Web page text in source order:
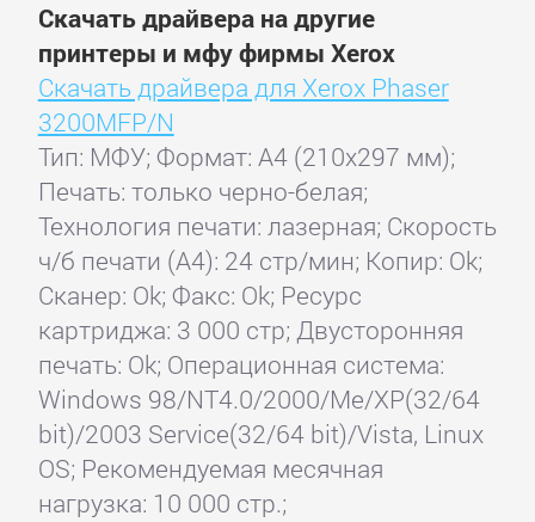
Скачать драйвера на другие
принтеры и мфу фирмы Xerox
Скачать драйвера для Xerox Phaser
3200MFP/N
Тип: МФУ; Формат: A4 (210x297 мм);
Печать: только черно-белая;
Технология печати: лазерная; Скорость
ч/б печати (А4): 24 стр/мин; Копир: Ok;
Сканер: Ok; Факс: Ok; Ресурс
картриджа: 3 000 стр; Двусторонняя
печать: Ok; Операционная система:
Windows 98/NT4.0/2000/Me/XP(32/64
bit)/2003 Service(32/64 bit)/Vista, Linux
OS; Рекомендуемая месячная
нагрузка: 10 000 стр.;